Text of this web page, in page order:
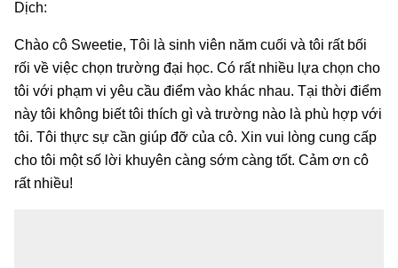
Dịch:
Chào cô Sweetie, Tôi là sinh viên năm cuối và tôi rất bối
rối về việc chọn trường đại học. Có rất nhiều lựa chọn cho
tôi với phạm vi yêu cầu điểm vào khác nhau. Tại thời điểm
này tôi không biết tôi thích gì và trường nào là phù hợp với
tôi. Tôi thực sự cần giúp đỡ của cô. Xin vui lòng cung cấp
cho tôi một số lời khuyên càng sớm càng tốt. Cảm ơn cô
rất nhiều!